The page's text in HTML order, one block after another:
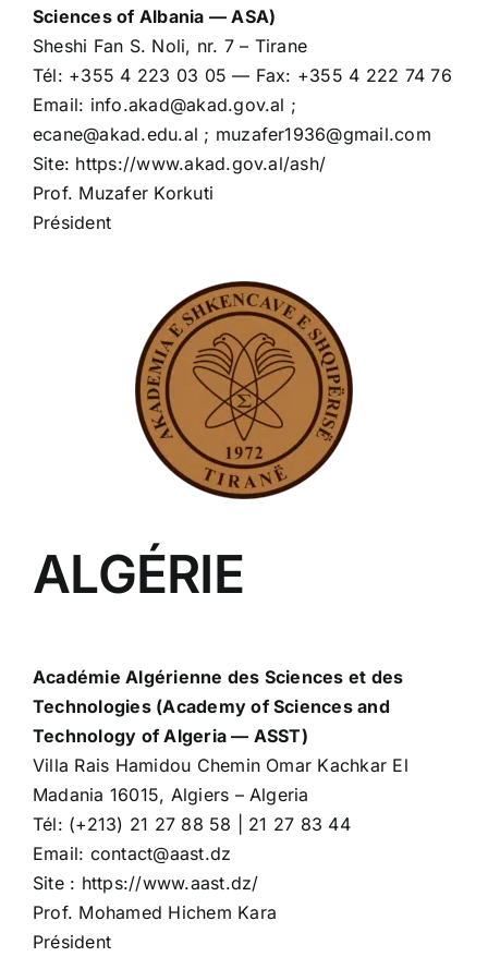
Sciences of Albania — ASA)
Sheshi Fan S. Noli, nr. 7 – Tirane
Tél: +355 4 223 03 05 — Fax: +355 4 222 74 76
Email: info.akad@akad.gov.al ;
ecane@akad.edu.al ; muzafer1936@gmail.com
Site: https://www.akad.gov.al/ash/
Prof. Muzafer Korkuti
Président
ALGÉRIE
Académie Algérienne des Sciences et des
Technologies (Academy of Sciences and
Technology of Algeria — ASST)
Villa Rais Hamidou Chemin Omar Kachkar El
Madania 16015, Algiers – Algeria
Tél: (+213) 21 27 88 58 | 21 27 83 44
Email: contact@aast.dz
Site : https://www.aast.dz/
Prof. Mohamed Hichem Kara
Président